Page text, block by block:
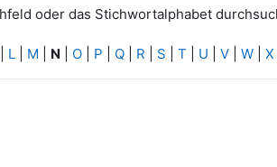
oder das Stichwortalphabet
L M N O P Q R S T U V W X